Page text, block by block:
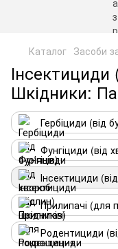
Каталог Засоби
Інсектициди
Шкідники:
Гербіциди (від
Фунгіциди (від
Інсектициди
Прилипачі (для
Родентициди